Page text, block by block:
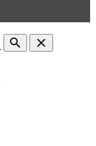
search clear